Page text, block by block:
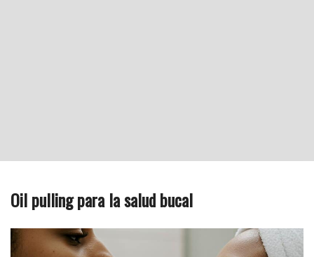
Oil pulling para la salud bucal